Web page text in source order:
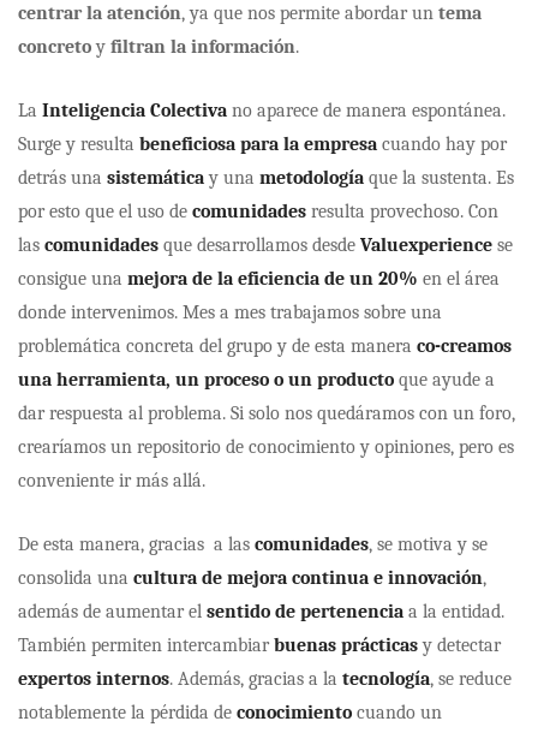
centrar la atención, ya que nos permite abordar un tema
concretoy filtran la información.
La Inteligencia Colectiva no aparece de manera espontánea.
Surge y resulta beneficiosa para la empresa cuando hay por
detrás una sistemáticay una metodología que la sustenta. Es
por esto que el uso de comunidades resulta provechoso. Con
las comunidades que desarrollamos desde Valuexperience se
consigue una mejora de la eficiencia de un 20% en el área
donde intervenimos. Mes a mes trabajamos sobre una
problemática concreta del grupo y de esta manera co-creamos
una herramienta, un proceso o un producto que ayude a
dar respuesta al problema. Si solo nos quedáramos con un foro,
crearíamos un repositorio de conocimiento y opiniones, pero es
conveniente ir más allá.
De esta manera, gracias a las comunidades, se motiva y se
consolida una cultura de mejora continua e innovación,
además de aumentar el sentido de pertenencia a la entidad.
También permiten intercambiarbuenas prácticasy detectar
expertos internos. Además, gracias a la tecnología, se reduce
notablemente la pérdida de conocimiento cuando un